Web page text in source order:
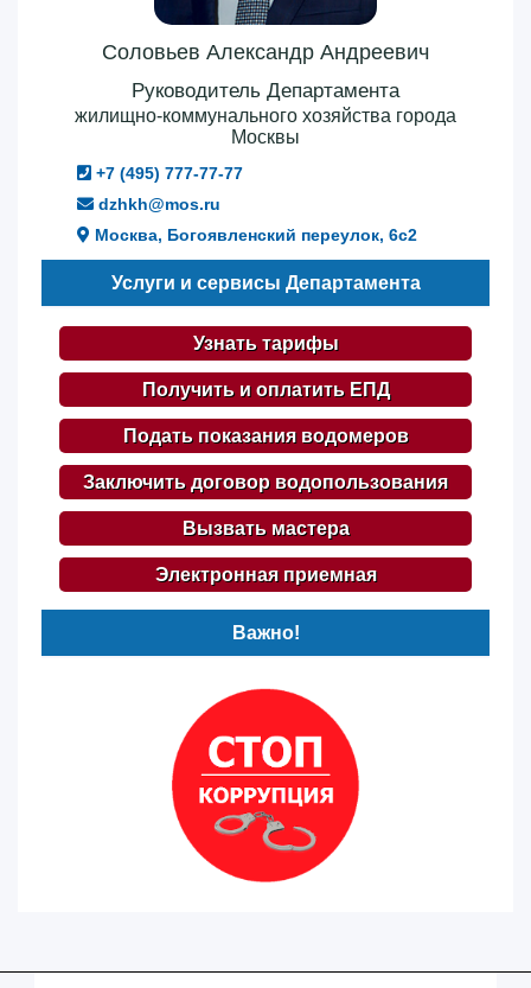
Соловьев Александр Андреевич
Руководитель Департамента
жилищно-коммунального хозяйства города
Москвы
+7 (495) 777-77-77
dzhkh@mos.ru
Москва, Богоявленский переулок, 6с2
Услуги и сервисы Департамента
Узнать тарифы
Получить и оплатить ЕПД
Подать показания водомеров
Заключить договор водопользования
Вызвать мастера
Электронная приемная
Важно!